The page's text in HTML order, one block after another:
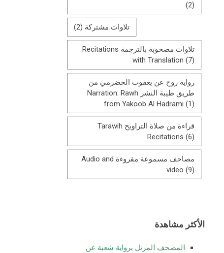
(2)
تلاوات مشتركة (2)
تلاوات مصحوبة بالترجمة Recitations
with Translation (7)
رواية روح عن يعقوب الحضرمي من
طريق طيبة النشر Narration: Rawh
from Yakoob Al Hadrami (1)
قراءة من صلاة التراويح Tarawih
Recitations (6)
مصاحف مسموعة مقروءة Audio and
video (9)
الأكثر مشاهدة
المصحف المرتل برواية شعبة عن